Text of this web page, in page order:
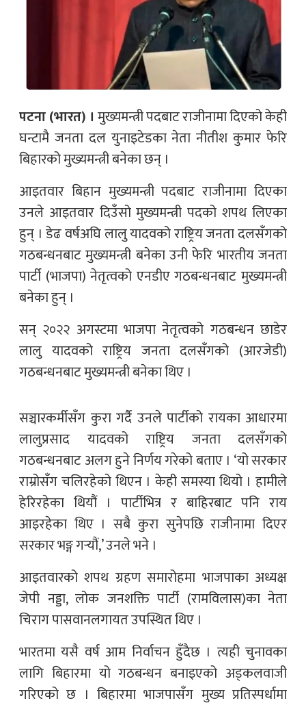
पटना (भारत) । मुख्यमन्त्री पदबाट राजीनामा दिएको केही
घन्टामै जनता दल युनाइटेडका नेता नीतीश कुमार फेरि
बिहारको मुख्यमन्त्री बनेका छन् ।
आइतवार बिहान मुख्यमन्त्री पदबाट राजीनामा दिएका
उनले आइतवार दिउँसो मुख्यमन्त्री पदको शपथ लिएका
हुन् । डेढ वर्षअघि लालु यादवको राष्ट्रिय जनता दलसँगको
गठबन्धनबाट मुख्यमन्त्री बनेका उनी फेरि भारतीय जनता
पार्टी (भाजपा) नेतृत्वको एनडीए गठबन्धनबाट मुख्यमन्त्री
बनेका हुन् ।
सन् २०२२ अगस्टमा भाजपा नेतृत्वको गठबन्धन छाडेर
लालु यादवको राष्ट्रिय जनता दलसँगको (आरजेडी)
गठबन्धनबाट मुख्यमन्त्री बनेका थिए ।
सञ्चारकर्मीसँग कुरा गर्दै उनले पार्टीको रायका आधारमा
लालुप्रसाद यादवको राष्ट्रिय जनता दलसँगको
गठबन्धनबाट अलग हुने निर्णय गरेको बताए । ‘यो सरकार
राम्रोसँग चलिरहेको थिएन । केही समस्या थियो । हामीले
हेरिरहेका थियौं । पार्टीभित्र र बाहिरबाट पनि राय
आइरहेका थिए । सबै कुरा सुनेपछि राजीनामा दिएर
सरकार भङ्ग गर्‍यौं,’ उनले भने ।
आइतवारको शपथ ग्रहण समारोहमा भाजपाका अध्यक्ष
जेपी नड्डा, लोक जनशक्ति पार्टी (रामविलास)का नेता
चिराग पासवानलगायत उपस्थित थिए ।
भारतमा यसै वर्ष आम निर्वाचन हुँदैछ । त्यही चुनावका
लागि बिहारमा यो गठबन्धन बनाइएको अड्कलवाजी
गरिएको छ । बिहारमा भाजपासँग मुख्य प्रतिस्पर्धामा